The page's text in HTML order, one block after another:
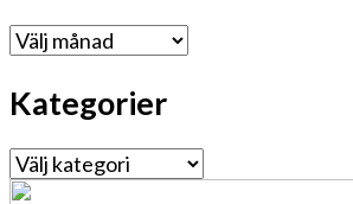
Arkiv
Kategorier
Kategorier